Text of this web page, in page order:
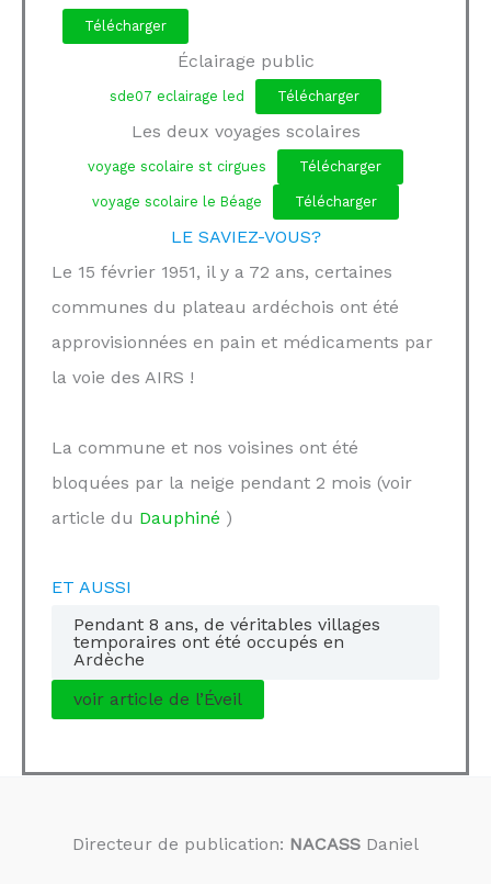
Télécharger
Éclairage public
sde07 eclairage led Télécharger
Les deux voyages scolaires
voyage scolaire st cirgues Télécharger
voyage scolaire le Béage Télécharger
LE SAVIEZ-VOUS?
Le 15 février 1951, il y a 72 ans, certaines
communes du plateau ardéchois ont été
approvisionnées en pain et médicaments par
la voie des AIRS !
La commune et nos voisines ont été
bloquées par la neige pendant 2 mois (voir
article du Dauphiné )
ET AUSSI
Pendant 8 ans, de véritables villages
temporaires ont été occupés en
Ardèche
voir article de l’Éveil
Directeur de publication: NACASS Daniel